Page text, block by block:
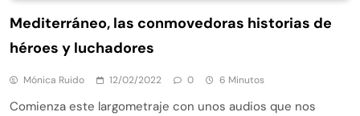
Mediterráneo, las conmovedoras historias de
héroes y luchadores
Mónica Ruido 12/02/2022 0 6 Minutos
Comienza este largometraje con unos audios que nos